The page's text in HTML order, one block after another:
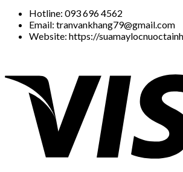
Hotline: 093 696 4562
Email: tranvankhang79@gmail.com
Website: https://